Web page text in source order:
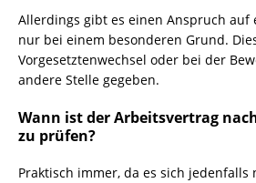
Allerdings gibt es einen Anspruch auf
nur bei einem besonderen Grund.
Vorgesetztenwechsel oder bei der
andere Stelle gegeben.
Wann ist der Arbeitsvertrag
zu prüfen?
Praktisch immer, da es sich jedenfalls